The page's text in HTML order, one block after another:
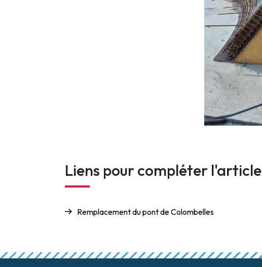
Liens pour compléter l'article
Remplacement du pont de Colombelles